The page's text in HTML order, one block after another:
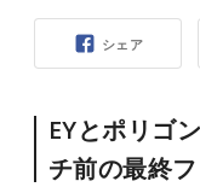
シェア
EYとポリゴ
チ前の最終